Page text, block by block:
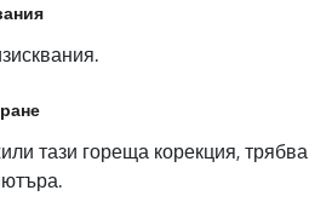
тази гореща корекция, трябва